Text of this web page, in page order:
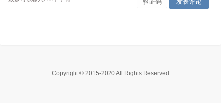
Copyright © 2015-2020 All Rights Reserved